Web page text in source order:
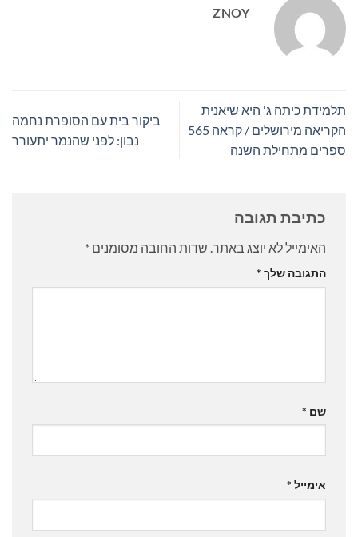
ZNOY
תלמידת כיתה ג' היא שיאנית
הקריאה מירושלים / קראה 565
ספרים מתחילת השנה
ביקור בית עם הסופרת נחמה
נבון: לפני שהנמר יתעורר
כתיבת תגובה
האימייל לא יוצג באתר. שדות החובה מסומנים *
התגובה שלך *
שם *
אימייל *